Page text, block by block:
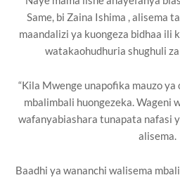
Same, bi Zaina Ishima , alisema
maandalizi ya kuongeza bidhaa ili
watakaohudhuria shughuli
“Kila Mwenge unapofika mauzo ya
mbalimbali huongezeka. Wageni
wafanyabiashara tunapata nafasi
alisema.
Baadhi ya wananchi walisema